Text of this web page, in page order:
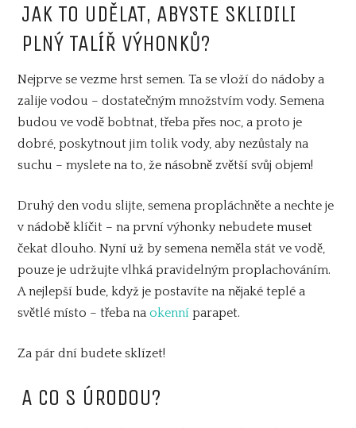
JAK TO UDĚLAT, ABYSTE SKLIDILI
PLNÝ TALÍŘ VÝHONKŮ?
Nejprve se vezme hrst semen. Ta se vloží do nádoby a
zalije vodou – dostatečným množstvím vody. Semena
budou ve vodě bobtnat, třeba přes noc, a proto je
dobré, poskytnout jim tolik vody, aby nezůstaly na
suchu – myslete na to, že násobně zvětší svůj objem!
Druhý den vodu slijte, semena propláchněte a nechte je
v nádobě klíčit – na první výhonky nebudete muset
čekat dlouho. Nyní už by semena neměla stát ve vodě,
pouze je udržujte vlhká pravidelným proplachováním.
A nejlepší bude, když je postavíte na nějaké teplé a
světlé místo – třeba na okenní parapet.
Za pár dní budete sklízet!
A CO S ÚRODOU?